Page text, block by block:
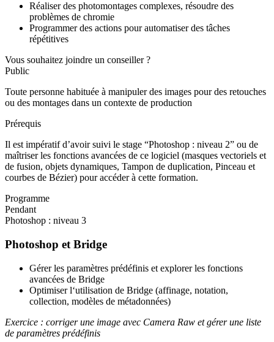
Réaliser des photomontages complexes, résoudre des
problèmes de chromie
Programmer des actions pour automatiser des tâches
répétitives
Vous souhaitez joindre un conseiller ?
Public
Toute personne habituée à manipuler des images pour des retouches
ou des montages dans un contexte de production
Prérequis
Il est impératif d’avoir suivi le stage “Photoshop : niveau 2” ou de
maîtriser les fonctions avancées de ce logiciel (masques vectoriels et
de fusion, objets dynamiques, Tampon de duplication, Pinceau et
courbes de Bézier) pour accéder à cette formation.
Programme
Pendant
Photoshop : niveau 3
Photoshop et Bridge
Gérer les paramètres prédéfinis et explorer les fonctions
avancées de Bridge
Optimiser l‘utilisation de Bridge (affinage, notation,
collection, modèles de métadonnées)
Exercice : corriger une image avec Camera Raw et gérer une liste
de paramètres prédéfinis